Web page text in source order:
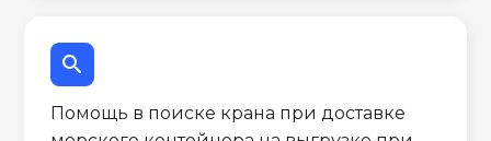
search
Помощь в поиске крана при доставке